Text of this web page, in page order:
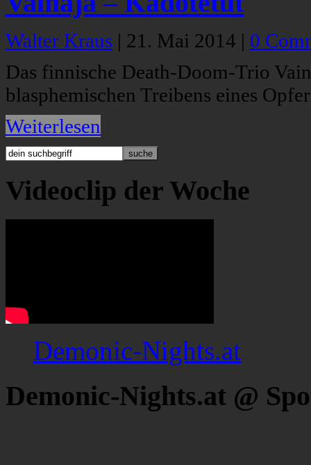
Walter Kraus | 21. Mai 2014 | 0
Das finnische Death-Doom-Trio
blasphemischen Treibens eines
Weiterlesen
Videoclip der Woche
Demonic-Nights.at
Demonic-Nights.at @